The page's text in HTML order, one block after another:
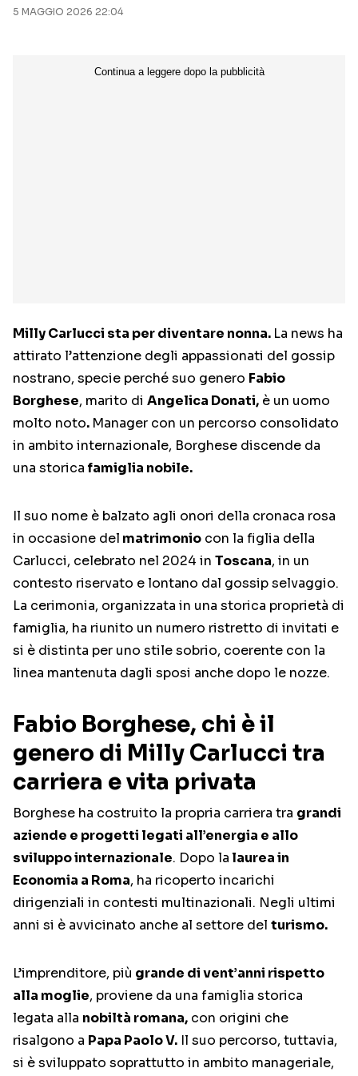
5 MAGGIO 2026 22:04
Milly Carlucci sta per diventare nonna. La news ha
attirato l’attenzione degli appassionati del gossip
nostrano, specie perché suo genero Fabio
Borghese, marito di Angelica Donati, è un uomo
molto noto. Manager con un percorso consolidato
in ambito internazionale, Borghese discende da
una storica famiglia nobile.
Il suo nome è balzato agli onori della cronaca rosa
in occasione del matrimonio con la figlia della
Carlucci, celebrato nel 2024 in Toscana, in un
contesto riservato e lontano dal gossip selvaggio.
La cerimonia, organizzata in una storica proprietà di
famiglia, ha riunito un numero ristretto di invitati e
si è distinta per uno stile sobrio, coerente con la
linea mantenuta dagli sposi anche dopo le nozze.
Fabio Borghese, chi è il
genero di Milly Carlucci tra
carriera e vita privata
Borghese ha costruito la propria carriera tra grandi
aziende e progetti legati all’energia e allo
sviluppo internazionale. Dopo la laurea in
Economia a Roma, ha ricoperto incarichi
dirigenziali in contesti multinazionali. Negli ultimi
anni si è avvicinato anche al settore del turismo.
L’imprenditore, più grande di vent’anni rispetto
alla moglie, proviene da una famiglia storica
legata alla nobiltà romana, con origini che
risalgono a Papa Paolo V. Il suo percorso, tuttavia,
si è sviluppato soprattutto in ambito manageriale,